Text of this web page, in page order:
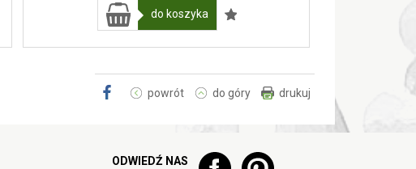
do koszyka
powrót do góry drukuj
ODWIEDŹ NAS